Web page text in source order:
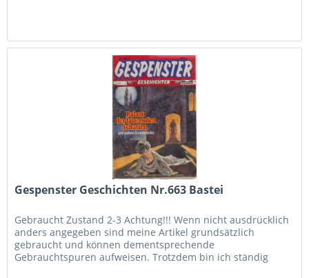
Gespenster Geschichten Nr.663 Bastei
Gebraucht Zustand 2-3 Achtung!!! Wenn nicht ausdrücklich
anders angegeben sind meine Artikel grundsätzlich
gebraucht und können dementsprechende
Gebrauchtspuren aufweisen. Trotzdem bin ich ständig